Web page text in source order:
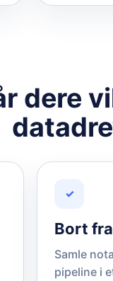
dere
✓
Bort
Samle
pipeline i